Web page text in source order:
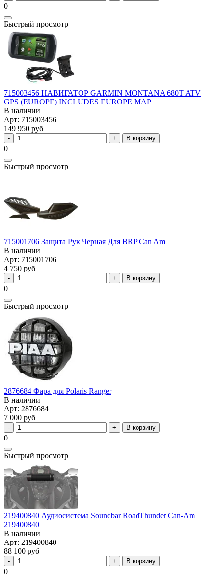
0
Быстрый просмотр
715003456 НАВИГАТОР GARMIN MONTANA 680T ATV
GPS (EUROPE) INCLUDES EUROPE MAP
В наличии
Арт: 715003456
149 950 руб
В корзину
0
Быстрый просмотр
715001706 Защита Рук Черная Для BRP Can Am
В наличии
Арт: 715001706
4 750 руб
В корзину
0
Быстрый просмотр
2876684 Фара для Polaris Ranger
В наличии
Арт: 2876684
7 000 руб
В корзину
0
Быстрый просмотр
219400840 Аудиосистема Soundbar RoadThunder Can-Am
219400840
В наличии
Арт: 219400840
88 100 руб
В корзину
0